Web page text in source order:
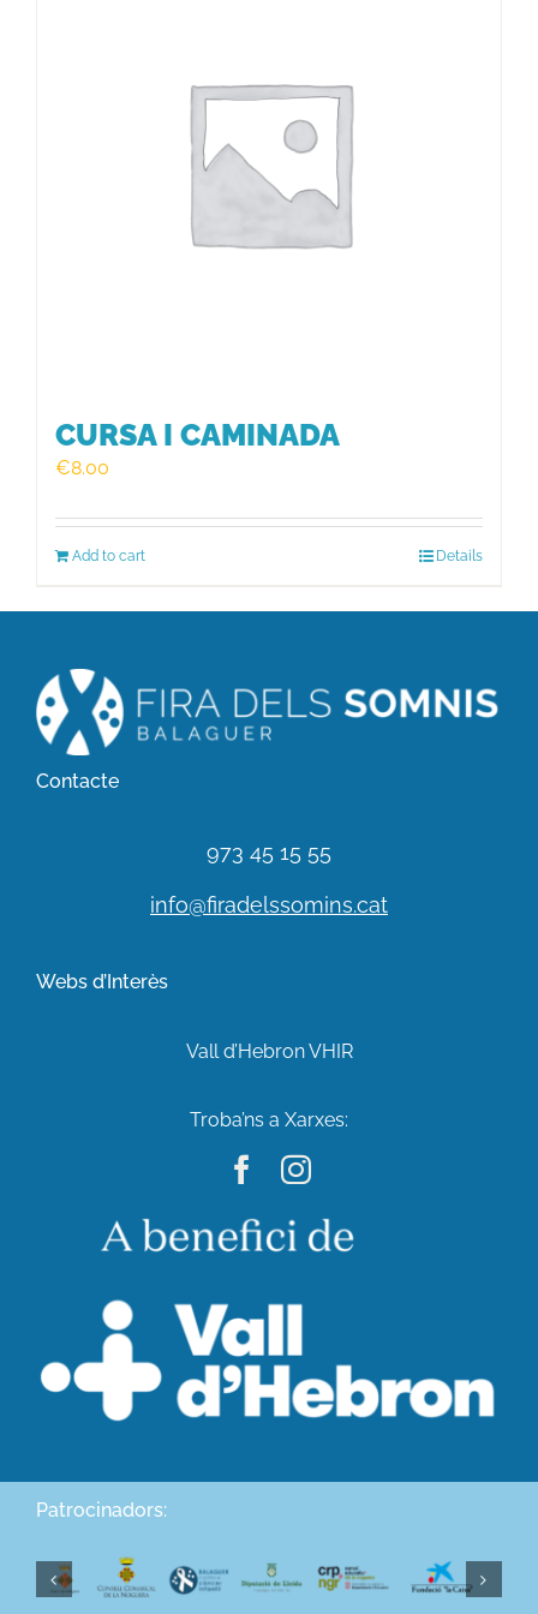
FER UN DONATIU!
INSCRIPCIÓ CURSA / CAMINADA
CURSA I CAMINADA
€8.00
Add to cart Details
Contacte
973 45 15 55
info@firadelssomins.cat
Webs d’Interès
Vall d’Hebron VHIR
Troba’ns a Xarxes:
Patrocinadors: